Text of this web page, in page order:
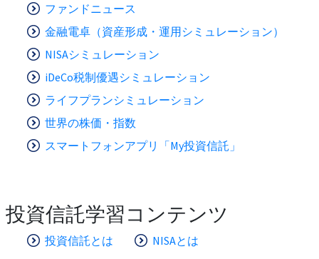
ファンドニュース
金融電卓（資産形成・運用シミュレーション）
NISAシミュレーション
iDeCo税制優遇シミュレーション
ライフプランシミュレーション
世界の株価・指数
スマートフォンアプリ「My投資信託」
投資信託学習コンテンツ
投資信託とは NISAとは